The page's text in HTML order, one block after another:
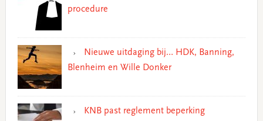
procedure
Nieuwe uitdaging bij… HDK, Banning,
Blenheim en Wille Donker
KNB past reglement beperking